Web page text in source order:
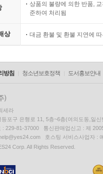
상품의 불량에 의한 반품,
준하여 처리됨
상 대금 환불 및 환불 지연에
방침 청소년보호정책 도서홍보안내
세라
등포구 은행로 11, 5층~6층(여의도동,일신
: 229-81-37000 통신판매업신고 : 제
호스팅 서비스사업자 :
Corp. All Rights Reserved.